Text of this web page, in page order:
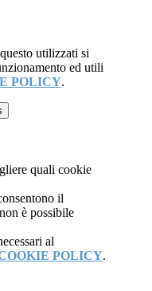
utilizzati si
ed utili
POLICY.
quali cookie
il
è possibile
al
POLICY.